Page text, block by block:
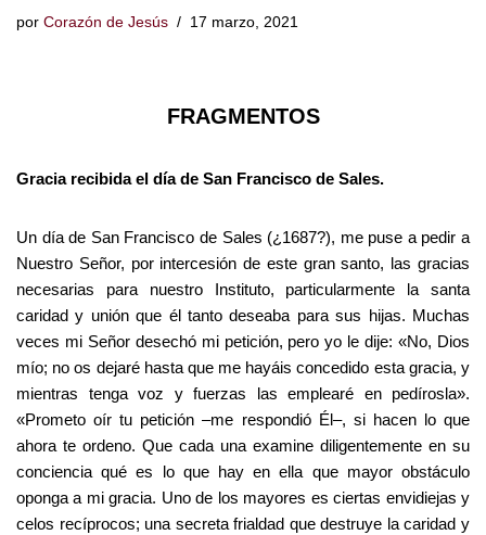
por Corazón de Jesús 17 marzo, 2021
FRAGMENTOS
Gracia recibida el día de San Francisco de Sales.
Un día de San Francisco de Sales (¿1687?), me puse a pedir a
Nuestro Señor, por intercesión de este gran santo, las gracias
necesarias para nuestro Instituto, particularmente la santa
caridad y unión que él tanto deseaba para sus hijas. Muchas
veces mi Señor desechó mi petición, pero yo le dije: «No, Dios
mío; no os dejaré hasta que me hayáis concedido esta gracia, y
mientras tenga voz y fuerzas las emplearé en pedírosla».
«Prometo oír tu petición –me respondió Él–, si hacen lo que
ahora te ordeno. Que cada una examine diligentemente en su
conciencia qué es lo que hay en ella que mayor obstáculo
oponga a mi gracia. Uno de los mayores es ciertas envidiejas y
celos recíprocos; una secreta frialdad que destruye la caridad y